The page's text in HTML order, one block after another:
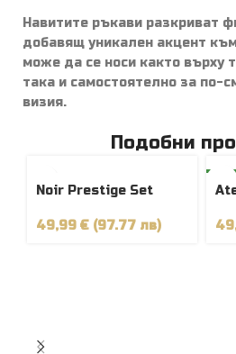
Навитите ръкави разкриват
добавящ уникален акцент
може да се носи както върху
така и самостоятелно за по-
визия.
Подобни
ЕНО
Noir Prestige Set
49,99 € (97.77 лв)